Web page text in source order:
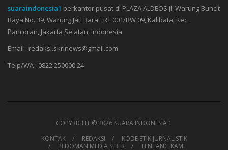
suaraindonesia1 berkantor pusat di PLAZA ALDEOS Jl. Warung Buncit
Raya No. 39, Warung Jati Barat, RT 001/RW 09, Kalibata, Kec.
Pancoran, Jakarta Selatan, Indonesia
Email : redaksi.skrinews@gmail.com
Telp/WA : 0822 250000 24
COPYRIGHT ©2026 SUARA INDONESIA 1
KONTAK
REDAKSI
KODE ETIK JURNALISTIK
PEDOMAN MEDIA SIBER
TENTANG KAMI